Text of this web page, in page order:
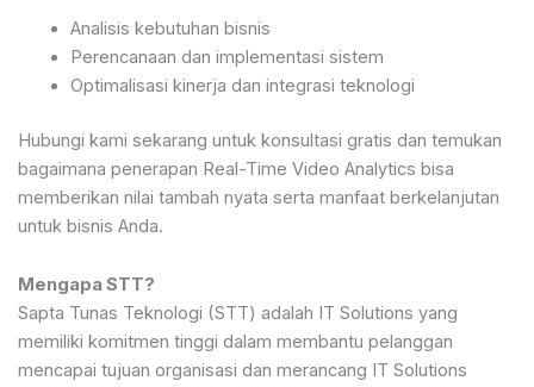
Analisis kebutuhan bisnis
Perencanaan dan implementasi sistem
Optimalisasi kinerja dan integrasi teknologi
Hubungi kami sekarang untuk konsultasi gratis dan temukan
bagaimana penerapan Real-Time Video Analytics bisa
memberikan nilai tambah nyata serta manfaat berkelanjutan
untuk bisnis Anda.
Mengapa STT?
Sapta Tunas Teknologi (STT) adalah IT Solutions yang
memiliki komitmen tinggi dalam membantu pelanggan
mencapai tujuan organisasi dan merancang IT Solutions